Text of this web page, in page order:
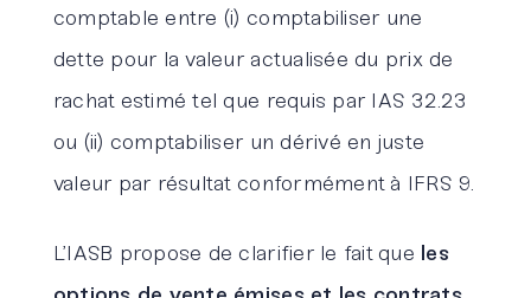
comptable entre (i) comptabiliser une
dette pour la valeur actualisée du prix de
rachat estimé tel que requis par IAS 32.23
ou (ii) comptabiliser un dérivé en juste
valeur par résultat conformément à IFRS 9.
L’IASB propose de clarifier le fait que les